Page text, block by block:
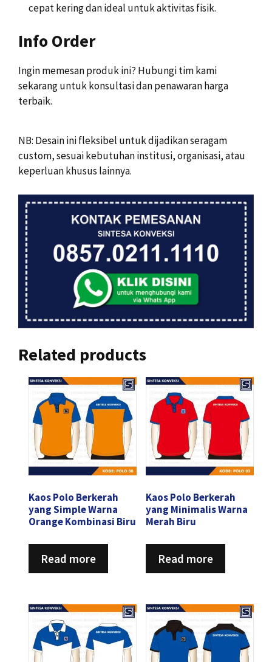
cepat kering dan ideal untuk aktivitas fisik.
Info Order
Ingin memesan produk ini? Hubungi tim kami
sekarang untuk konsultasi dan penawaran harga
terbaik.
NB: Desain ini fleksibel untuk dijadikan seragam
custom, sesuai kebutuhan institusi, organisasi, atau
keperluan khusus lainnya.
Related products
Kaos Polo Berkerah
yang Simple Warna
Orange Kombinasi Biru
Read more
Kaos Polo Berkerah
yang Minimalis Warna
Merah Biru
Read more